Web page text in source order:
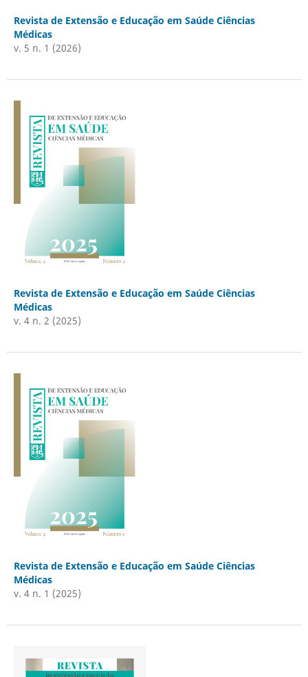
Revista de Extensão e Educação em Saúde Ciências
Médicas
v. 5 n. 1 (2026)
Revista de Extensão e Educação em Saúde Ciências
Médicas
v. 4 n. 2 (2025)
Revista de Extensão e Educação em Saúde Ciências
Médicas
v. 4 n. 1 (2025)